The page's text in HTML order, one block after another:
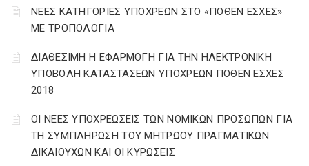
ΝΕΕΣ ΚΑΤΗΓΟΡΙΕΣ ΥΠΟΧΡΕΩΝ ΣΤΟ «ΠΟΘΕΝ ΕΣΧΕΣ»
ΜΕ ΤΡΟΠΟΛΟΓΙΑ
ΔΙΑΘΕΣΙΜΗ Η ΕΦΑΡΜΟΓΗ ΓΙΑ ΤΗΝ ΗΛΕΚΤΡΟΝΙΚΗ
ΥΠΟΒΟΛΗ ΚΑΤΑΣΤΑΣΕΩΝ ΥΠΟΧΡΕΩΝ ΠΟΘΕΝ ΕΣΧΕΣ
2018
ΟΙ ΝΕΕΣ ΥΠΟΧΡΕΩΣΕΙΣ ΤΩΝ ΝΟΜΙΚΩΝ ΠΡΟΣΩΠΩΝ ΓΙΑ
ΤΗ ΣΥΜΠΛΗΡΩΣΗ ΤΟΥ ΜΗΤΡΩΟΥ ΠΡΑΓΜΑΤΙΚΩΝ
ΔΙΚΑΙΟΥΧΩΝ ΚΑΙ ΟΙ ΚΥΡΩΣΕΙΣ